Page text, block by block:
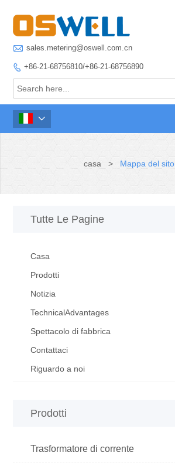
 sales.metering@oswell.com.cn
 +86-21-68756810/+86-21-68756890

casa > Mappa del sito
Tutte Le Pagine
Casa
Prodotti
Notizia
TechnicalAdvantages
Spettacolo di fabbrica
Contattaci
Riguardo a noi
Prodotti
Trasformatore di corrente